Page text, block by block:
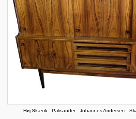
Høj Skænk - Palisander - Johannes Andersen -